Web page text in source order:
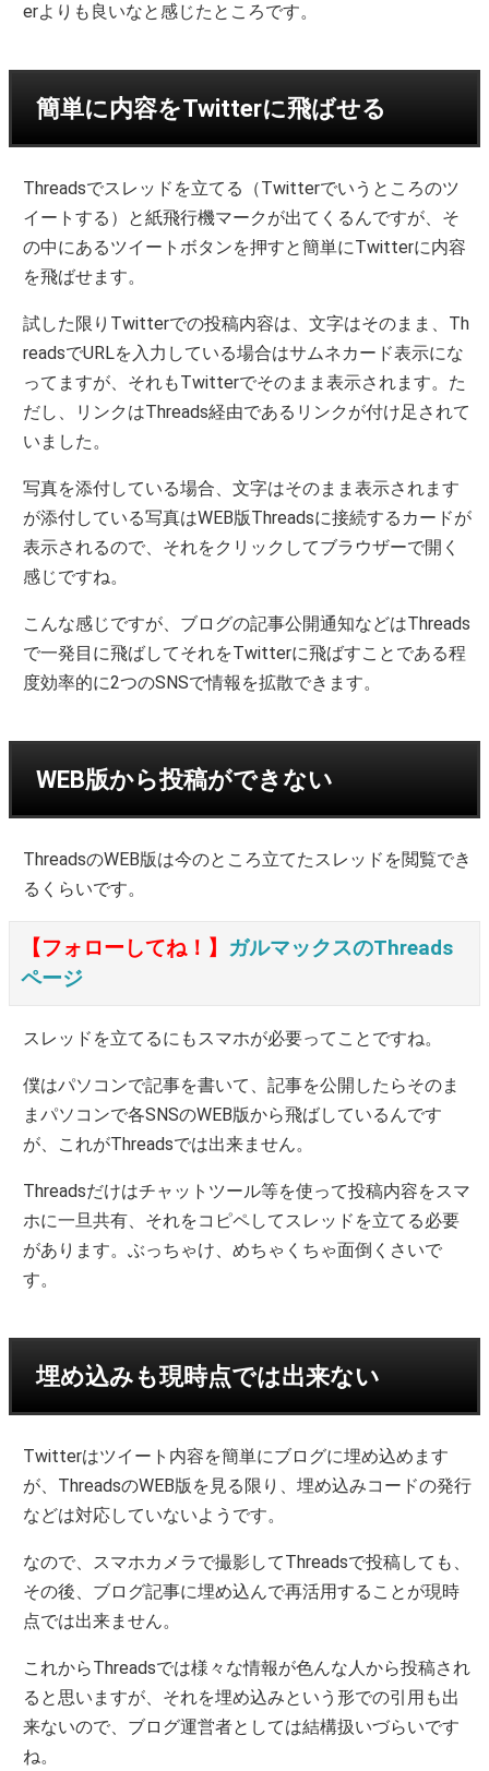
erよりも良いなと感じたところです。
簡単に内容をTwitterに飛ばせる
Threadsでスレッドを立てる（Twitterでいうところのツ
イートする）と紙飛行機マークが出てくるんですが、そ
の中にあるツイートボタンを押すと簡単にTwitterに内容
を飛ばせます。
試した限りTwitterでの投稿内容は、文字はそのまま、Th
readsでURLを入力している場合はサムネカード表示にな
ってますが、それもTwitterでそのまま表示されます。た
だし、リンクはThreads経由であるリンクが付け足されて
いました。
写真を添付している場合、文字はそのまま表示されます
が添付している写真はWEB版Threadsに接続するカードが
表示されるので、それをクリックしてブラウザーで開く
感じですね。
こんな感じですが、ブログの記事公開通知などはThreads
で一発目に飛ばしてそれをTwitterに飛ばすことである程
度効率的に2つのSNSで情報を拡散できます。
WEB版から投稿ができない
ThreadsのWEB版は今のところ立てたスレッドを閲覧でき
るくらいです。
【フォローしてね！】 ガルマックスのThreads
ページ
スレッドを立てるにもスマホが必要ってことですね。
僕はパソコンで記事を書いて、記事を公開したらそのま
まパソコンで各SNSのWEB版から飛ばしているんです
が、これがThreadsでは出来ません。
Threadsだけはチャットツール等を使って投稿内容をスマ
ホに一旦共有、それをコピペしてスレッドを立てる必要
があります。ぶっちゃけ、めちゃくちゃ面倒くさいで
す。
埋め込みも現時点では出来ない
Twitterはツイート内容を簡単にブログに埋め込めます
が、ThreadsのWEB版を見る限り、埋め込みコードの発行
などは対応していないようです。
なので、スマホカメラで撮影してThreadsで投稿しても、
その後、ブログ記事に埋め込んで再活用することが現時
点では出来ません。
これからThreadsでは様々な情報が色んな人から投稿され
ると思いますが、それを埋め込みという形での引用も出
来ないので、ブログ運営者としては結構扱いづらいです
ね。